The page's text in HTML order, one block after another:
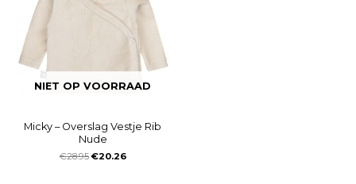
NIET OP VOORRAAD
Micky – Overslag Vestje Rib
Nude
€28.95 €20.26